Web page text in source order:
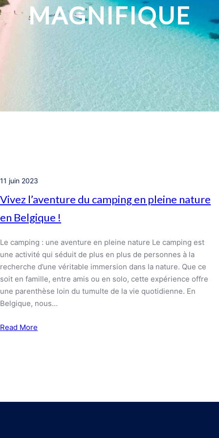
MAGNIFIQUE
11 juin 2023
Vivez l’aventure du camping en pleine nature
en Belgique !
Le camping : une aventure en pleine nature Le camping est
une activité qui séduit de plus en plus de personnes à la
recherche d’une véritable immersion dans la nature. Que ce
soit en famille, entre amis ou en solo, cette expérience offre
une parenthèse loin du tumulte de la vie quotidienne. En
Belgique, nous…
Read More